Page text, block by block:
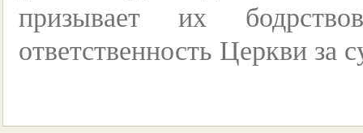
призывает их
ответственность Церкви за